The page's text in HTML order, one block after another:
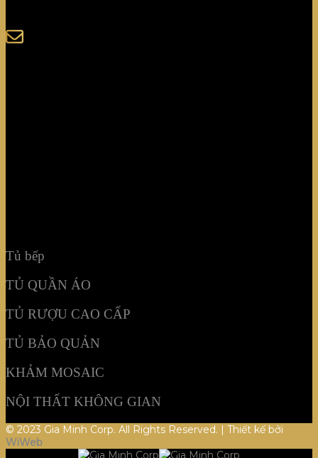
Tủ bếp
TỦ QUẦN ÁO
TỦ RƯỢU CAO CẤP
TỦ BẢO QUẢN
KHẢM MOSAIC
NỘI THẤT KHÔNG GIAN
© 2023 Gia Minh Corp. All Rights Reserved. | Thiết kế bởi
WiWeb